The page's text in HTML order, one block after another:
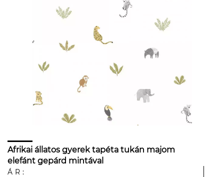
Afrikai állatos gyerek tapéta tukán majom
elefánt gepárd mintával
ÁR: